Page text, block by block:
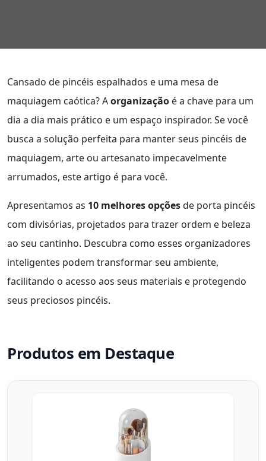
Cansado de pincéis espalhados e uma mesa de
maquiagem caótica? Aorganização é a chave para um
dia a dia mais prático e um espaço inspirador. Se você
busca a solução perfeita para manter seus pincéis de
maquiagem, arte ou artesanato impecavelmente
arrumados, este artigo é para você.
Apresentamos as 10 melhores opçõesde porta pincéis
com divisórias, projetados para trazer ordem e beleza
ao seu cantinho. Descubra como esses organizadores
inteligentes podem transformar seu ambiente,
facilitando o acesso aos seus materiais e protegendo
seus preciosos pincéis.
Produtos em Destaque